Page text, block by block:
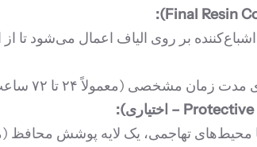
اشباع‌کننده بر روی الیاف اعمال می‌شود